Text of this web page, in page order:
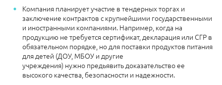
Компания планирует участие в тендерных торгах и
заключение контрактов с крупнейшими государственными
и иностранными компаниями. Например, когда на
продукцию не требуется сертификат, декларация или СГР в
обязательном порядке, но для поставки продуктов питания
для детей (ДОУ, МБОУ и другие
учреждения) нужно предьявить доказательство ее
высокого качества, безопасности и надежности.